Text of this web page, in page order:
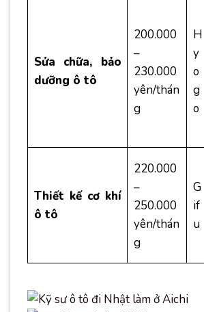
Sửa chữa, bảo
dưỡng ô tô
200.000
–
230.000
yên/thán
g
H
y
o
g
o
Thiết kế cơ khí
ô tô
220.000
–
250.000
yên/thán
g
G
if
u